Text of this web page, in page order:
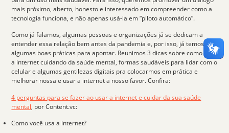
mais próximo, aberto, honesto e interessado em compreender como a
tecnologia funciona, e não apenas usá-la em “piloto automático”.
Como já falamos, algumas pessoas e organizações já se dedicam a
entender essa relação bem antes da pandemia e, por isso, já temos
algumas boas práticas para apontar. Reunimos 3 dicas sobre como usar
a internet cuidando da saúde mental, formas saudáveis para lidar com o
celular e algumas gentilezas digitais pra colocarmos em prática e
melhorar nossa e usar a internet a nosso favor. Confira:
4 perguntas para se fazer ao usar a internet e cuidar da sua saúde
mental , porContent.vc:
Como você usa a internet?